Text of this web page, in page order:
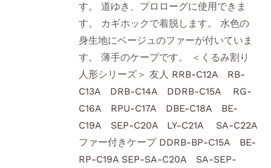
す。 道ゆき、プロローグに使用できま
す。 カギホックで着脱します。 水色の
身生地にベージュのファーが付いていま
す。 薄手のケープです。 ＜くるみ割り
人形シリーズ＞ 友人 RRB-C12A
RB-
C13A
DRB-C14A DDRB-C15A
RG-
C16A
RPU-C17A DBE-C18A
BE-
C19A
SEP-C20A LY-C21A
SA-C22A
ファー付きケープ DDRB-BP-C15A
BE-
RP-C19A SEP-SA-C20A
SA-SEP-